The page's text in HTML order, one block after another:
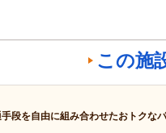
この施
段を自由に組み合わせたおトクな